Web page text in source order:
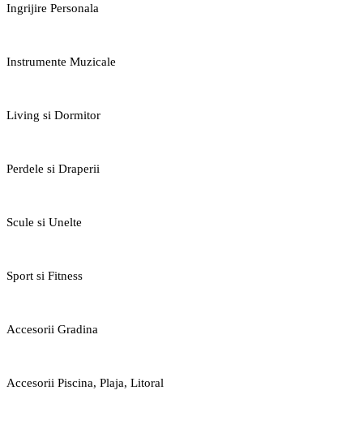
Ingrijire Personala
Instrumente Muzicale
Living si Dormitor
Perdele si Draperii
Scule si Unelte
Sport si Fitness
Accesorii Gradina
Accesorii Piscina, Plaja, Litoral